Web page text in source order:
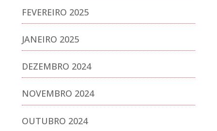
FEVEREIRO 2025
JANEIRO 2025
DEZEMBRO 2024
NOVEMBRO 2024
OUTUBRO 2024